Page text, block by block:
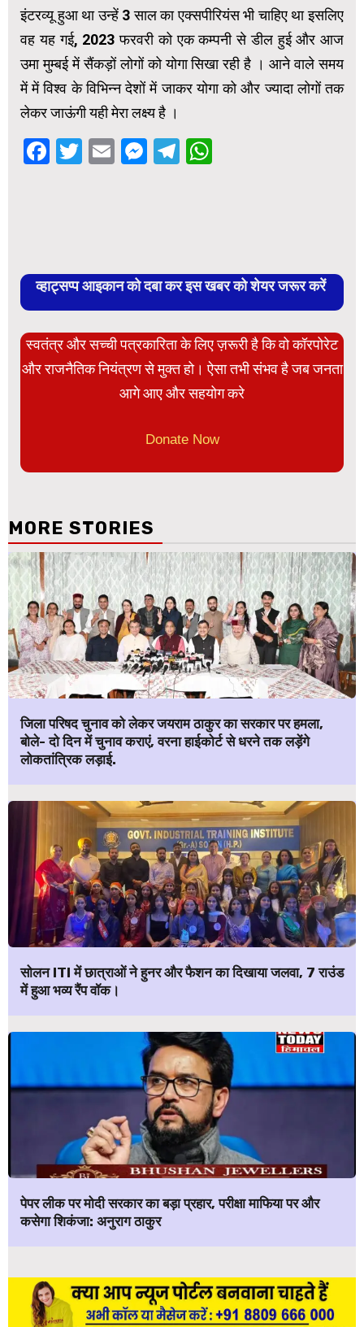
इंटरव्यू हुआ था उन्हें 3 साल का एक्सपीरियंस भी चाहिए था इसलिए
वह यह गई, 2023 फरवरी को एक कम्पनी से डील हुई और आज
उमा मुम्बई में सैंकड़ों लोगों को योगा सिखा रही है । आने वाले समय
में में विश्व के विभिन्न देशों में जाकर योगा को और ज्यादा लोगों तक
लेकर जाऊंगी यही मेरा लक्ष्य है ।
Facebook
Twitter
EmailMessenger
Telegram
व्हाट्सप्प आइकान को दबा कर इस खबर को शेयर जरूर करें
स्वतंत्र और सच्ची पत्रकारिता के लिए ज़रूरी है कि वो कॉरपोरेट
और राजनैतिक नियंत्रण से मुक्त हो। ऐसा तभी संभव है जब जनता
आगे आए और सहयोग करे
Donate Now
MORE STORIES
जिला परिषद चुनाव को लेकर जयराम ठाकुर का सरकार पर हमला,
बोले- दो दिन में चुनाव कराएं, वरना हाईकोर्ट से धरने तक लड़ेंगे
लोकतांत्रिक लड़ाई.
सोलन ITI में छात्राओं ने हुनर और फैशन का दिखाया जलवा, 7 राउंड
में हुआ भव्य रैंप वॉक।
पेपर लीक पर मोदी सरकार का बड़ा प्रहार, परीक्षा माफिया पर और
कसेगा शिकंजा: अनुराग ठाकुर